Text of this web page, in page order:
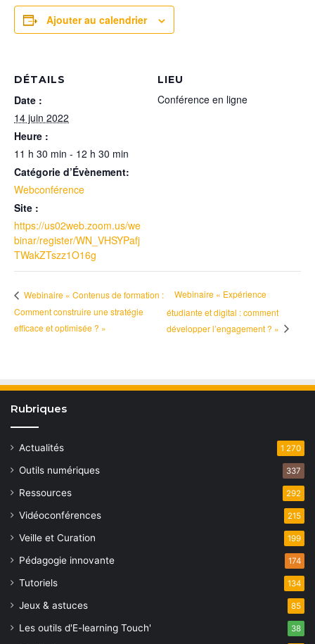
Ajouter au calendrier
DÉTAILS
Date :
14 juin 2022
Heure :
11 h 30 min - 12 h 30 min
Catégorie d’Évènement:
Webconférence
Site :
https://us02web.zoom.us/we
binar/register/WN_VHSYPafj
TWakZTszz1O16g
LIEU
Conférence en ligne
Webinaire « Contenus de formation :
Comment construire une stratégie
efficace et optimisée ? »
Webinaire « Expérience
étudiante et digital : comment
développer l’engagement ? »
Rubriques
Actualités 1 270
Outils numériques 337
Ressources 292
Vidéoconférences 215
Veille et Curation 199
Pédagogie innovante 174
Tutoriels 134
Jeux & astuces 85
Les outils d'E-learning Touch' 38